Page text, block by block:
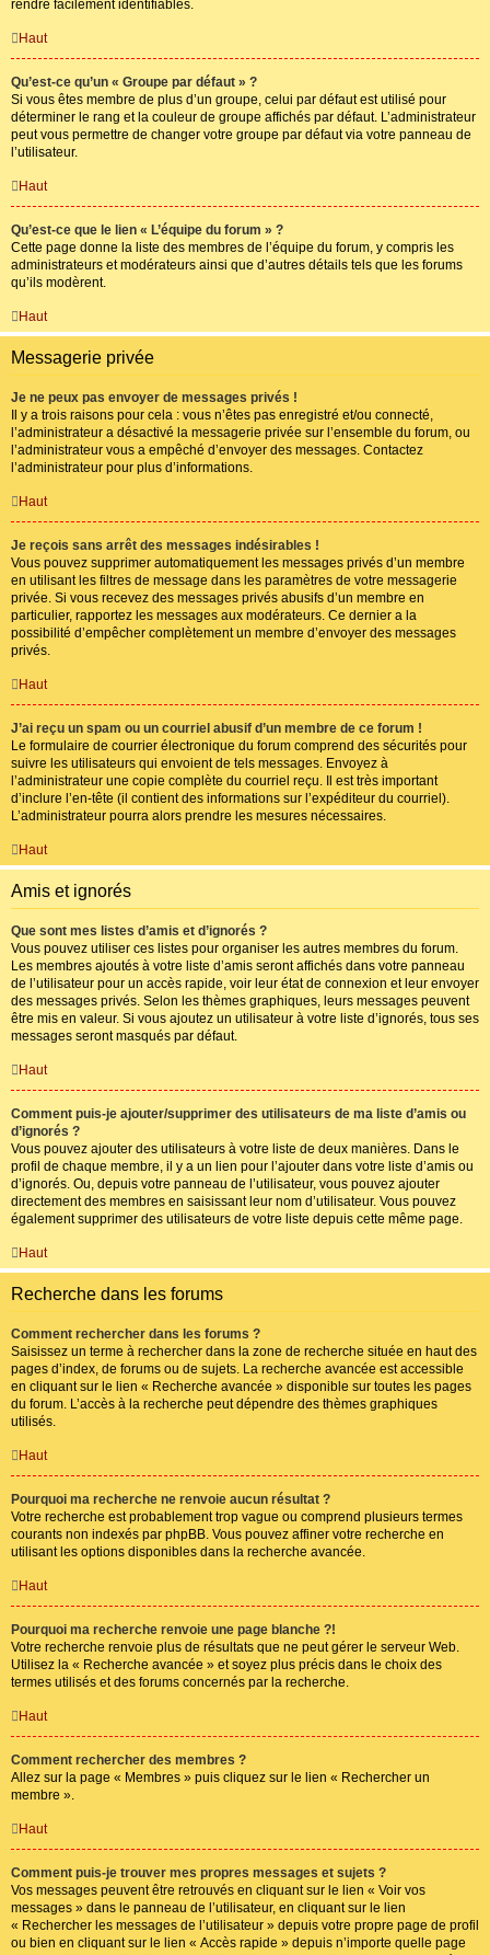
rendre facilement identifiables.
Haut
Qu’est-ce qu’un « Groupe par défaut » ?
Si vous êtes membre de plus d’un groupe, celui par défaut est utilisé pour
déterminer le rang et la couleur de groupe affichés par défaut. L’administrateur
peut vous permettre de changer votre groupe par défaut via votre panneau de
l’utilisateur.
Haut
Qu’est-ce que le lien « L’équipe du forum » ?
Cette page donne la liste des membres de l’équipe du forum, y compris les
administrateurs et modérateurs ainsi que d’autres détails tels que les forums
qu’ils modèrent.
Haut
Messagerie privée
Je ne peux pas envoyer de messages privés !
Il y a trois raisons pour cela : vous n’êtes pas enregistré et/ou connecté,
l’administrateur a désactivé la messagerie privée sur l’ensemble du forum, ou
l’administrateur vous a empêché d’envoyer des messages. Contactez
l’administrateur pour plus d’informations.
Haut
Je reçois sans arrêt des messages indésirables !
Vous pouvez supprimer automatiquement les messages privés d’un membre
en utilisant les filtres de message dans les paramètres de votre messagerie
privée. Si vous recevez des messages privés abusifs d’un membre en
particulier, rapportez les messages aux modérateurs. Ce dernier a la
possibilité d’empêcher complètement un membre d’envoyer des messages
privés.
Haut
J’ai reçu un spam ou un courriel abusif d’un membre de ce forum !
Le formulaire de courrier électronique du forum comprend des sécurités pour
suivre les utilisateurs qui envoient de tels messages. Envoyez à
l’administrateur une copie complète du courriel reçu. Il est très important
d’inclure l’en-tête (il contient des informations sur l’expéditeur du courriel).
L’administrateur pourra alors prendre les mesures nécessaires.
Haut
Amis et ignorés
Que sont mes listes d’amis et d’ignorés ?
Vous pouvez utiliser ces listes pour organiser les autres membres du forum.
Les membres ajoutés à votre liste d’amis seront affichés dans votre panneau
de l’utilisateur pour un accès rapide, voir leur état de connexion et leur envoyer
des messages privés. Selon les thèmes graphiques, leurs messages peuvent
être mis en valeur. Si vous ajoutez un utilisateur à votre liste d’ignorés, tous ses
messages seront masqués par défaut.
Haut
Comment puis-je ajouter/supprimer des utilisateurs de ma liste d’amis ou
d’ignorés ?
Vous pouvez ajouter des utilisateurs à votre liste de deux manières. Dans le
profil de chaque membre, il y a un lien pour l’ajouter dans votre liste d’amis ou
d’ignorés. Ou, depuis votre panneau de l’utilisateur, vous pouvez ajouter
directement des membres en saisissant leur nom d’utilisateur. Vous pouvez
également supprimer des utilisateurs de votre liste depuis cette même page.
Haut
Recherche dans les forums
Comment rechercher dans les forums ?
Saisissez un terme à rechercher dans la zone de recherche située en haut des
pages d’index, de forums ou de sujets. La recherche avancée est accessible
en cliquant sur le lien « Recherche avancée » disponible sur toutes les pages
du forum. L’accès à la recherche peut dépendre des thèmes graphiques
utilisés.
Haut
Pourquoi ma recherche ne renvoie aucun résultat ?
Votre recherche est probablement trop vague ou comprend plusieurs termes
courants non indexés par phpBB. Vous pouvez affiner votre recherche en
utilisant les options disponibles dans la recherche avancée.
Haut
Pourquoi ma recherche renvoie une page blanche ?!
Votre recherche renvoie plus de résultats que ne peut gérer le serveur Web.
Utilisez la « Recherche avancée » et soyez plus précis dans le choix des
termes utilisés et des forums concernés par la recherche.
Haut
Comment rechercher des membres ?
Allez sur la page « Membres » puis cliquez sur le lien « Rechercher un
membre ».
Haut
Comment puis-je trouver mes propres messages et sujets ?
Vos messages peuvent être retrouvés en cliquant sur le lien « Voir vos
messages » dans le panneau de l’utilisateur, en cliquant sur le lien
« Rechercher les messages de l’utilisateur » depuis votre propre page de profil
ou bien en cliquant sur le lien « Accès rapide » depuis n’importe quelle page